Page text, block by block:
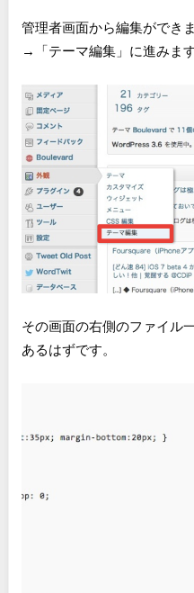
管理者画面から編集ができ
→「テーマ編集」に進みます
その画面の右側のファイル
あるはずです。